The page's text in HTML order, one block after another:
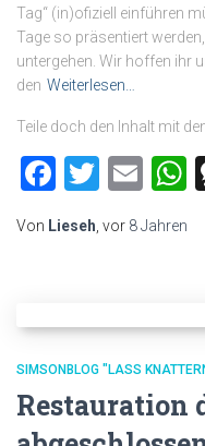
Tag“ (in)ofiziell einführen
Tage so präsentiert
untergehen. Wir hoffen ihr
den Weiterlesen…
Teile doch den Inhalt mit
Facebook
Twitter
Von Lieseh , vor 8 Jahren
SIMSONBLOG "LASS
Restauration